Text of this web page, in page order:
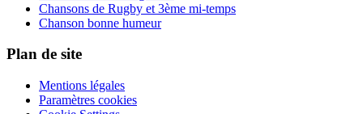
Chansons de Rugby et 3ème mi-temps
Chanson bonne humeur
Plan de site
Mentions légales
Paramètres cookies